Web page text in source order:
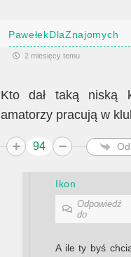
PawełekDlaZnajomych
2 miesięcy temu
Kto dał taką niską
amatorzy pracują w
94
Ikon
Odpowiedź
do
A ile ty byś